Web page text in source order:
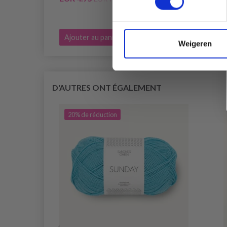
Weigeren
Ajouter au panier
D'AUTRES ONT ÉGALEMENT
20% de réduction